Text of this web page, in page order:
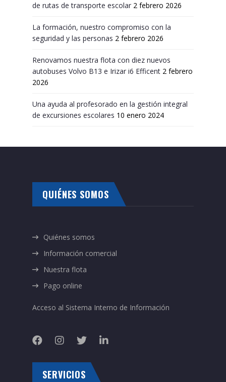
de rutas de transporte escolar 2 febrero 2026
La formación, nuestro compromiso con la
seguridad y las personas 2 febrero 2026
Renovamos nuestra flota con diez nuevos
autobuses Volvo B13 e Irizar i6 Efficent 2 febrero
2026
Una ayuda al profesorado en la gestión integral
de excursiones escolares 10 enero 2024
QUIÉNES SOMOS
Quiénes somos
Información comercial
Nuestra flota
Pago online
Acceso al Sistema Interno de Información
SERVICIOS